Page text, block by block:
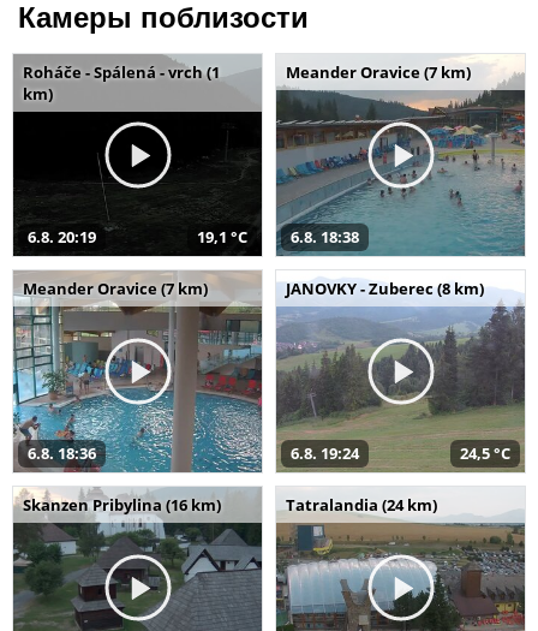
Камеры поблизости
Roháče - Spálená - vrch (1
km)
6.8. 20:19 19,1 °C
Meander Oravice (7 km)
6.8. 18:38
Meander Oravice (7 km)
6.8. 18:36
JANOVKY - Zuberec (8 km)
6.8. 19:24 24,5 °C
Skanzen Pribylina (16 km) Tatralandia (24 km)